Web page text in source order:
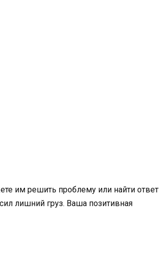
им решить проблему или найти ответ
лишний груз. Ваша позитивная